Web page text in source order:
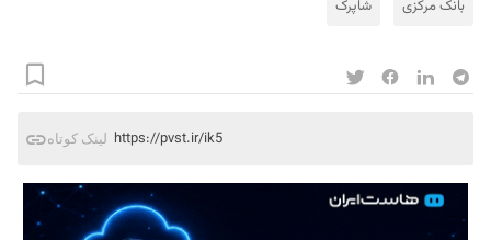
بانک مرکزی شاپرک
لینک کوتاه https://pvst.ir/ik5